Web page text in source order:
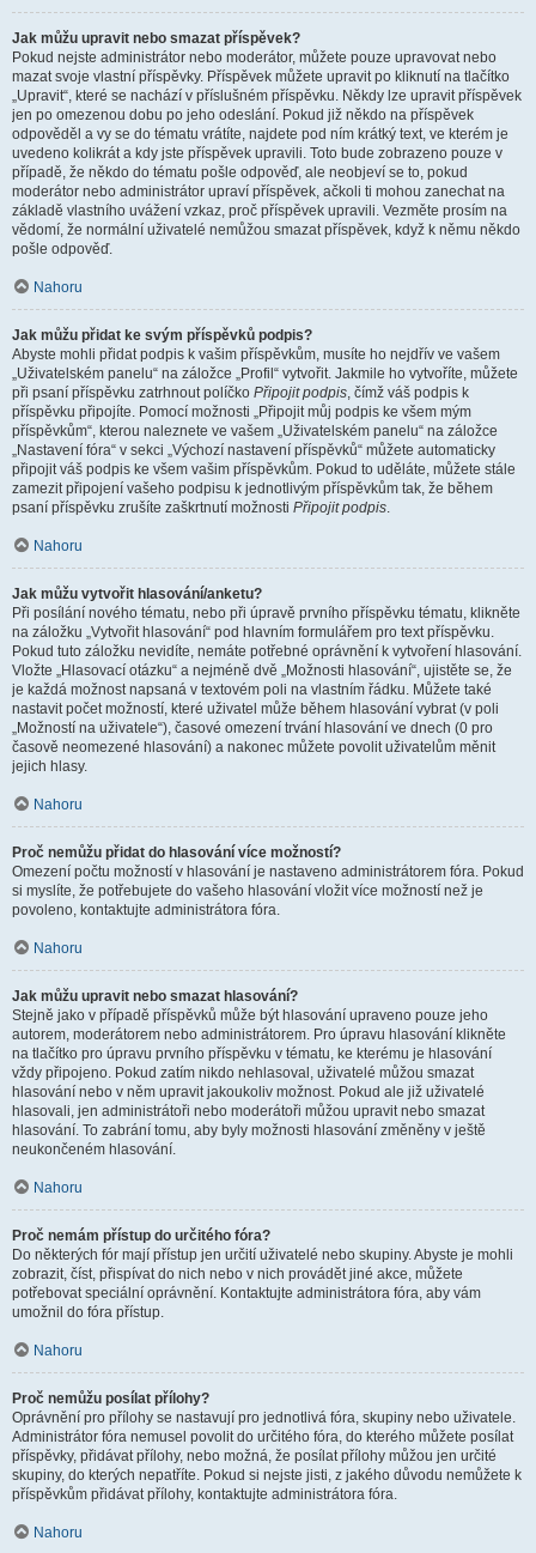
Jak můžu upravit nebo smazat příspěvek?
Pokud nejste administrátor nebo moderátor, můžete pouze upravovat nebo
mazat svoje vlastní příspěvky. Příspěvek můžete upravit po kliknutí na tlačítko
„Upravit“, které se nachází v příslušném příspěvku. Někdy lze upravit příspěvek
jen po omezenou dobu po jeho odeslání. Pokud již někdo na příspěvek
odpověděl a vy se do tématu vrátíte, najdete pod ním krátký text, ve kterém je
uvedeno kolikrát a kdy jste příspěvek upravili. Toto bude zobrazeno pouze v
případě, že někdo do tématu pošle odpověď, ale neobjeví se to, pokud
moderátor nebo administrátor upraví příspěvek, ačkoli ti mohou zanechat na
základě vlastního uvážení vzkaz, proč příspěvek upravili. Vezměte prosím na
vědomí, že normální uživatelé nemůžou smazat příspěvek, když k němu někdo
pošle odpověď.
Nahoru
Jak můžu přidat ke svým příspěvků podpis?
Abyste mohli přidat podpis k vašim příspěvkům, musíte ho nejdřív ve vašem
„Uživatelském panelu“ na záložce „Profil“ vytvořit. Jakmile ho vytvoříte, můžete
při psaní příspěvku zatrhnout políčko Připojit podpis, čímž váš podpis k
příspěvku připojíte. Pomocí možnosti „Připojit můj podpis ke všem mým
příspěvkům“, kterou naleznete ve vašem „Uživatelském panelu“ na záložce
„Nastavení fóra“ v sekci „Výchozí nastavení příspěvků“ můžete automaticky
připojit váš podpis ke všem vašim příspěvkům. Pokud to uděláte, můžete stále
zamezit připojení vašeho podpisu k jednotlivým příspěvkům tak, že během
psaní příspěvku zrušíte zaškrtnutí možnosti Připojit podpis.
Nahoru
Jak můžu vytvořit hlasování/anketu?
Při posílání nového tématu, nebo při úpravě prvního příspěvku tématu, klikněte
na záložku „Vytvořit hlasování“ pod hlavním formulářem pro text příspěvku.
Pokud tuto záložku nevidíte, nemáte potřebné oprávnění k vytvoření hlasování.
Vložte „Hlasovací otázku“ a nejméně dvě „Možnosti hlasování“, ujistěte se, že
je každá možnost napsaná v textovém poli na vlastním řádku. Můžete také
nastavit počet možností, které uživatel může během hlasování vybrat (v poli
„Možností na uživatele“), časové omezení trvání hlasování ve dnech (0 pro
časově neomezené hlasování) a nakonec můžete povolit uživatelům měnit
jejich hlasy.
Nahoru
Proč nemůžu přidat do hlasování více možností?
Omezení počtu možností v hlasování je nastaveno administrátorem fóra. Pokud
si myslíte, že potřebujete do vašeho hlasování vložit více možností než je
povoleno, kontaktujte administrátora fóra.
Nahoru
Jak můžu upravit nebo smazat hlasování?
Stejně jako v případě příspěvků může být hlasování upraveno pouze jeho
autorem, moderátorem nebo administrátorem. Pro úpravu hlasování klikněte
na tlačítko pro úpravu prvního příspěvku v tématu, ke kterému je hlasování
vždy připojeno. Pokud zatím nikdo nehlasoval, uživatelé můžou smazat
hlasování nebo v něm upravit jakoukoliv možnost. Pokud ale již uživatelé
hlasovali, jen administrátoři nebo moderátoři můžou upravit nebo smazat
hlasování. To zabrání tomu, aby byly možnosti hlasování změněny v ještě
neukončeném hlasování.
Nahoru
Proč nemám přístup do určitého fóra?
Do některých fór mají přístup jen určití uživatelé nebo skupiny. Abyste je mohli
zobrazit, číst, přispívat do nich nebo v nich provádět jiné akce, můžete
potřebovat speciální oprávnění. Kontaktujte administrátora fóra, aby vám
umožnil do fóra přístup.
Nahoru
Proč nemůžu posílat přílohy?
Oprávnění pro přílohy se nastavují pro jednotlivá fóra, skupiny nebo uživatele.
Administrátor fóra nemusel povolit do určitého fóra, do kterého můžete posílat
příspěvky, přidávat přílohy, nebo možná, že posílat přílohy můžou jen určité
skupiny, do kterých nepatříte. Pokud si nejste jisti, z jakého důvodu nemůžete k
příspěvkům přidávat přílohy, kontaktujte administrátora fóra.
Nahoru